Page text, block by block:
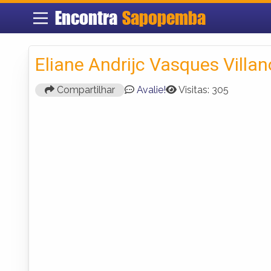
Encontra Sapopemba
Eliane Andrijc Vasques
Compartilhar Avalie! Visitas: 305